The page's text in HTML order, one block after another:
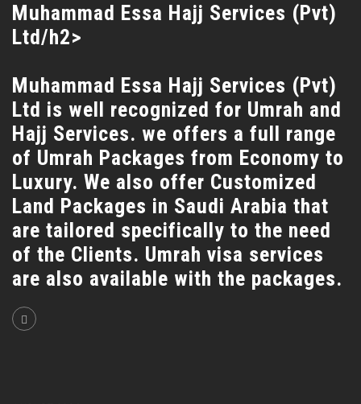
Muhammad Essa Hajj Services (Pvt)
Ltd/h2>
Muhammad Essa Hajj Services (Pvt)
Ltd is well recognized for Umrah and
Hajj Services. we offers a full range
of Umrah Packages from Economy to
Luxury. We also offer Customized
Land Packages in Saudi Arabia that
are tailored specifically to the need
of the Clients. Umrah visa services
are also available with the packages.